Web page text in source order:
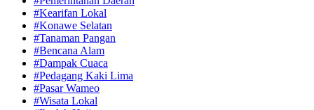
#Kearifan Lokal
#Konawe Selatan
#Tanaman Pangan
#Bencana Alam
#Dampak Cuaca
#Pedagang Kaki Lima
#Pasar Wameo
#Wisata Lokal